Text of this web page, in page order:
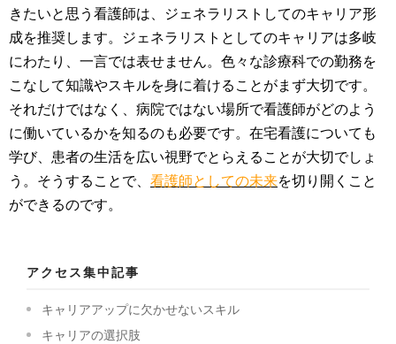
きたいと思う看護師は、ジェネラリストしてのキャリア形
成を推奨します。ジェネラリストとしてのキャリアは多岐
にわたり、一言では表せません。色々な診療科での勤務を
こなして知識やスキルを身に着けることがまず大切です。
それだけではなく、病院ではない場所で看護師がどのよう
に働いているかを知るのも必要です。在宅看護についても
学び、患者の生活を広い視野でとらえることが大切でしょ
う。そうすることで、 看護師としての未来を切り開くこと
ができるのです。
アクセス集中記事
キャリアアップに欠かせないスキル
キャリアの選択肢